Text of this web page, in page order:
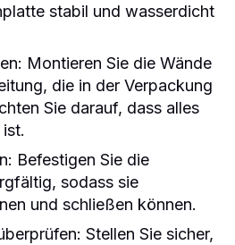
stabil und wasserdicht
Montieren Sie die Wände
die in der Verpackung
Sie darauf, dass alles
Befestigen Sie die
sodass sie
und schließen können.
Stellen Sie sicher,